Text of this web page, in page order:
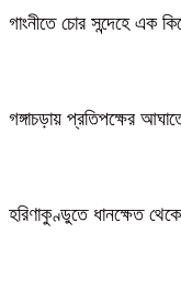
গাংনীতে চোর সন্দেহে এক
গঙ্গাচড়ায় প্রতিপক্ষের
হরিণাকুণ্ডুতে ধানক্ষেত